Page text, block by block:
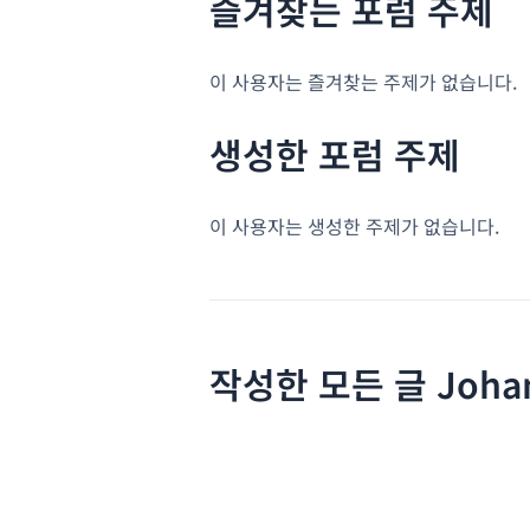
이 사용자는 즐겨찾는 주제가 없습니다.
생성한 포럼 주제
이 사용자는 생성한 주제가 없습니다.
작성한 모든 글